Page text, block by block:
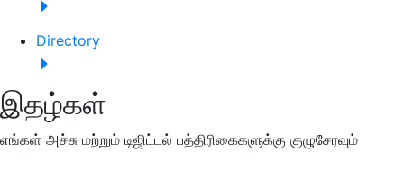
Directory
இதழ்கள்
எங்கள் அச்சு மற்றும் டிஜிட்டல் பத்திரிகைகளுக்கு குழுசேரவும்